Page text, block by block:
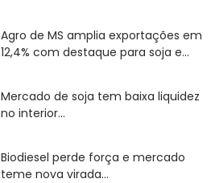
Agro de MS amplia exportações em
12,4% com destaque para soja e...
Mercado de soja tem baixa liquidez
no interior...
Biodiesel perde força e mercado
teme nova virada...